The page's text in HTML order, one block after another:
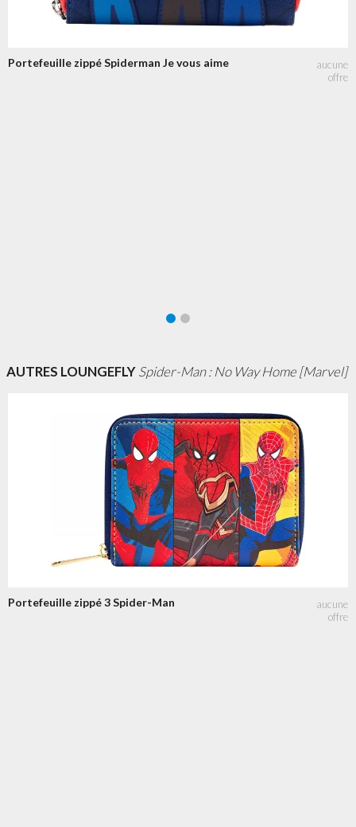
Portefeuille zippé Spiderman Je vous aime
AUTRES LOUNGEFLYSpider-Man : No Way Home [Marvel]
Portefeuille zippé 3 Spider-Man